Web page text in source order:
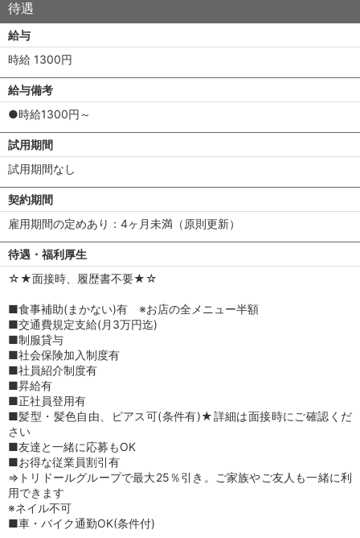
待遇
給与
時給 1300円
給与備考
●時給1300円～
試用期間
試用期間なし
契約期間
雇用期間の定めあり：4ヶ月未満（原則更新）
待遇・福利厚生
☆★面接時、履歴書不要★☆
■食事補助(まかない)有 ※お店の全メニュー半額
■交通費規定支給(月3万円迄)
■制服貸与
■社会保険加入制度有
■社員紹介制度有
■昇給有
■正社員登用有
■髪型・髪色自由、ピアス可(条件有)★詳細は面接時にご確認くだ
さい
■友達と一緒に応募もOK
■お得な従業員割引有
⇒トリドールグループで最大25％引き。ご家族やご友人も一緒に利
用できます
※ネイル不可
■車・バイク通勤OK(条件付)